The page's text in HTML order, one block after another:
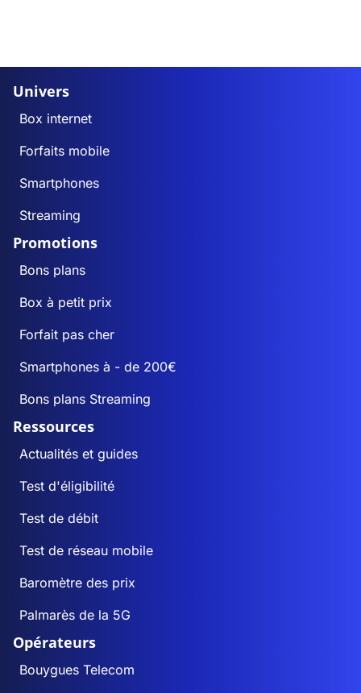
Univers
Box internet
Forfaits mobile
Smartphones
Streaming
Promotions
Bons plans
Box à petit prix
Forfait pas cher
Smartphones à - de 200€
Bons plans Streaming
Ressources
Actualités et guides
Test d'éligibilité
Test de débit
Test de réseau mobile
Baromètre des prix
Palmarès de la 5G
Opérateurs
Bouygues Telecom